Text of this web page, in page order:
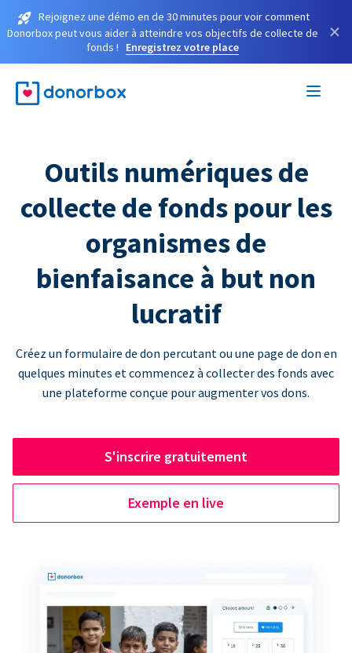
Rejoignez une démo en de 30 minutes pour voir comment
Donorbox peut vous aider à atteindre vos objectifs de collecte de
fonds !
Enregistrez votre place
×
Outils numériques de
collecte de fonds pour les
organismes de
bienfaisance à but non
lucratif
Créez un formulaire de don percutant ou une page de don en
quelques minutes et commencez à collecter des fonds avec
une plateforme conçue pour augmenter vos dons.
S'inscrire gratuitement
Exemple en live